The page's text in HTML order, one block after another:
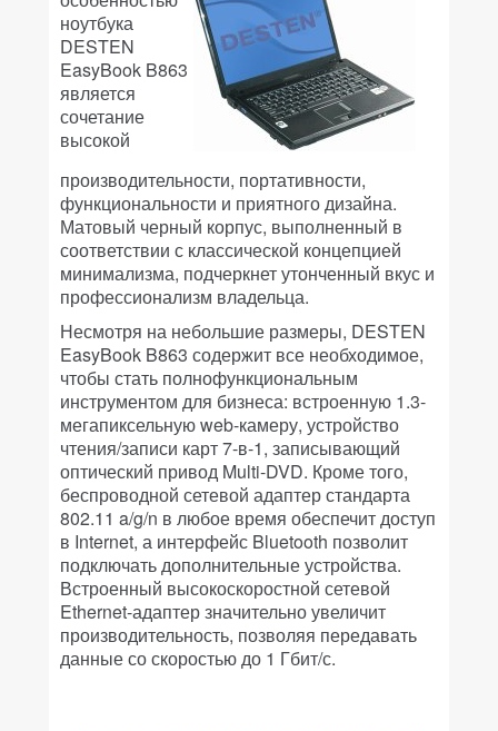
ноутбука
DESTEN
EasyBook B863
является
сочетание
высокой
производительности, портативности,
функциональности и приятного дизайна.
Матовый черный корпус, выполненный в
соответствии с классической концепцией
минимализма, подчеркнет утонченный вкус и
профессионализм владельца.
Несмотря на небольшие размеры, DESTEN
EasyBook B863 содержит все необходимое,
чтобы стать полнофункциональным
инструментом для бизнеса: встроенную 1.3-
мегапиксельную web-камеру, устройство
чтения/записи карт 7-в-1, записывающий
оптический привод Multi-DVD. Кроме того,
беспроводной сетевой адаптер стандарта
802.11 a/g/n в любое время обеспечит доступ
в Internet, а интерфейс Bluetooth позволит
подключать дополнительные устройства.
Встроенный высокоскоростной сетевой
Ethernet-адаптер значительно увеличит
производительность, позволяя передавать
данные со скоростью до 1 Гбит/с.